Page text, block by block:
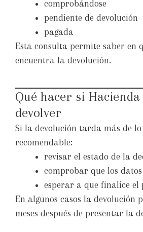
comprobándose
pendiente de devolución
pagada
Esta consulta permite saber en
encuentra la devolución.
Qué hacer si
devolver
Si la devolución tarda más de lo
recomendable:
revisar el estado de la
comprobar que los
esperar a que finalice el
En algunos casos la devolución
meses después de presentar la